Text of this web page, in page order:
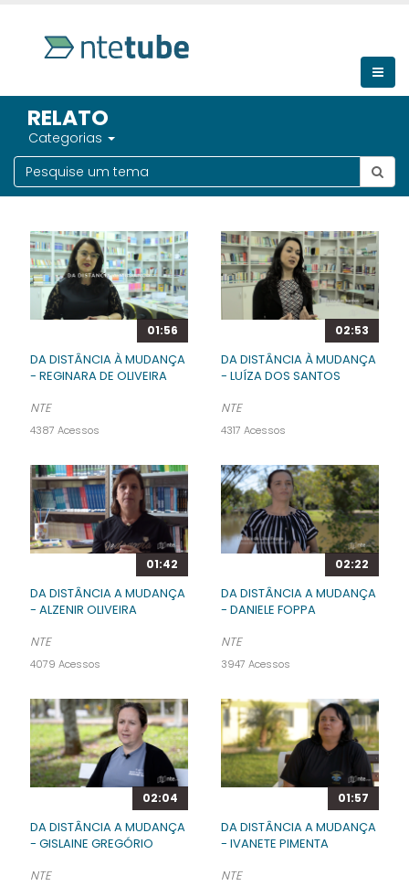
RELATO
Categorias
01:56
DA DISTÂNCIA À MUDANÇA
- REGINARA DE OLIVEIRA
NTE
4387 Acessos
02:53
DA DISTÂNCIA À MUDANÇA
- LUÍZA DOS SANTOS
NTE
4317 Acessos
01:42
DA DISTÂNCIA A MUDANÇA
- ALZENIR OLIVEIRA
NTE
4079 Acessos
02:22
DA DISTÂNCIA A MUDANÇA
- DANIELE FOPPA
NTE
3947 Acessos
02:04
DA DISTÂNCIA A MUDANÇA
- GISLAINE GREGÓRIO
NTE
01:57
DA DISTÂNCIA A MUDANÇA
- IVANETE PIMENTA
NTE